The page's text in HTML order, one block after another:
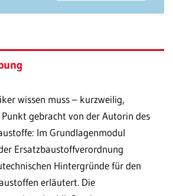
wissen muss – kurzweilig,
gebracht von der Autorin des
Im Grundlagenmodul
Ersatzbaustoffverordnung
Hintergründe für den
erläutert. Die